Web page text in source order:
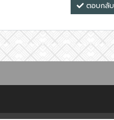
ตอบกลับ